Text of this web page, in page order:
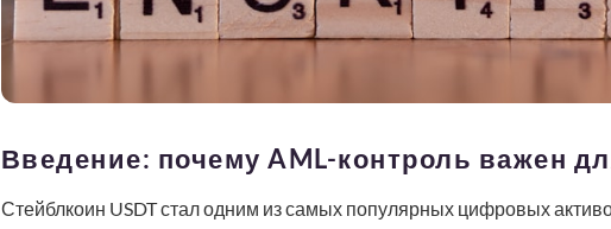
Введение: почему AML-контроль важен
Стейблкоин USDT стал одним из самых популярных цифровых